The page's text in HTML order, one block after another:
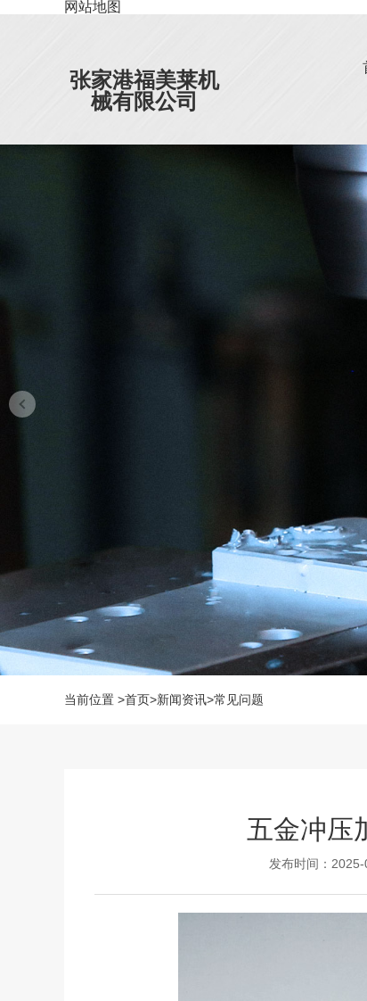
网站地图
张家港福美莱机
械有限公司
当前位置 >首页>新闻资讯>常见问题
五金冲压
发布时间：